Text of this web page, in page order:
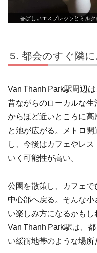
香ばしいエスプレッソとミルク
都会のすぐ隣
Van Thanh Park駅周辺
昔ながらのローカルな
からほど近いところに
と池が広がる。メトロ
し、今後はカフェやレ
いく可能性が高い。
公園を散策し、カフェで
中心部へ戻る。そんな小
い楽しみ方になるかもし
Van Thanh Park駅は、
い緩衝地帯のような場所